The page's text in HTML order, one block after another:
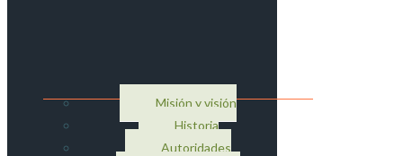
Misión y visión
Historia
Autoridades